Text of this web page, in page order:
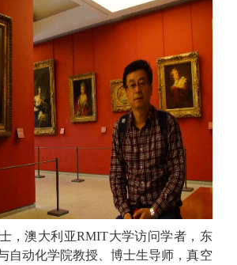
，澳大利亚RMIT大学访问学者， 东
自动化学院教授、博士生导师，真空